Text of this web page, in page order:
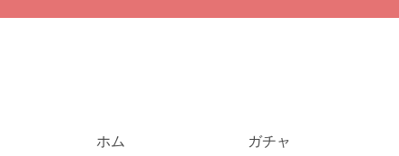
ホム ガチャ